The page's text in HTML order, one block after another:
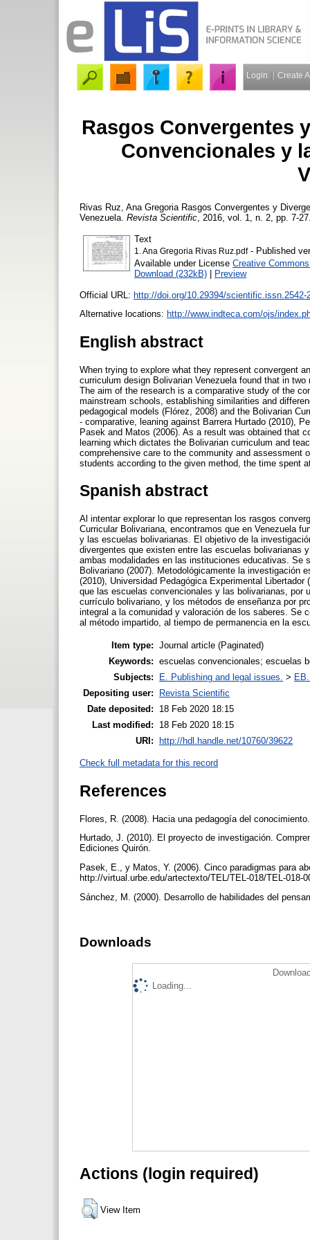
Login Create
Rasgos Convergentes
Convencionales y
Rivas Ruz, Ana Gregoria Rasgos Convergentes y
Venezuela. Revista Scientific , 2016, vol. 1, n. 2, pp. 7-
Text
1. Ana Gregoria Rivas Ruz.pdf- Published
Available under License Creative
Download (232kB) | Preview
Official URL: http://doi.org/10.29394/scientific.issn.2542-
Alternative locations: http://www.indteca.com/ojs/
English abstract
When trying to explore what they represent convergent
curriculum design Bolivarian Venezuela found that in
The aim of the research is a comparative study of the
mainstream schools, establishing similarities and
pedagogical models (Flórez, 2008) and the Bolivarian
- comparative, leaning against Barrera Hurtado (2010),
Pasek and Matos (2006). As a result was obtained that
learning which dictates the Bolivarian curriculum and
comprehensive care to the community and assessment
students according to the given method, the time spent
Spanish abstract
Al intentar explorar lo que representan los rasgos
Curricular Bolivariana, encontramos que en Venezuela
y las escuelas bolivarianas. El objetivo de la
divergentes que existen entre las escuelas bolivarianas
ambas modalidades en las instituciones educativas. Se
Bolivariano (2007). Metodológicamente la investigación
(2010), Universidad Pedagógica Experimental
que las escuelas convencionales y las bolivarianas, por
currículo bolivariano, y los métodos de enseñanza por
integral a la comunidad y valoración de los saberes. Se
al método impartido, al tiempo de permanencia en la
Item type: Journal article (Paginated)
Keywords: escuelas convencionales; escuelas
Subjects:
E. Publishing and legal issues. >
Depositing user:
Revista Scientific
Date deposited:
18 Feb 2020 18:15
Last modified:
18 Feb 2020 18:15
URI: http://hdl.handle.net/10760/39622
Check full metadata for this record
References
Flores, R. (2008). Hacia una pedagogía del
Hurtado, J. (2010). El proyecto de investigación.
Ediciones Quirón.
Pasek, E., y Matos, Y. (2006). Cinco paradigmas para
http://virtual.urbe.edu/artectexto/TEL/TEL-018/TEL-018-
Sánchez, M. (2000). Desarrollo de habilidades del
Downloads
Loading...
Actions (login required)
View Item